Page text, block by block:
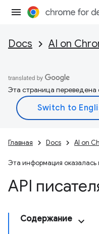
Docs AI on
Эта страница
Главная Docs AI on
Эта информация оказалась
API
Содержание